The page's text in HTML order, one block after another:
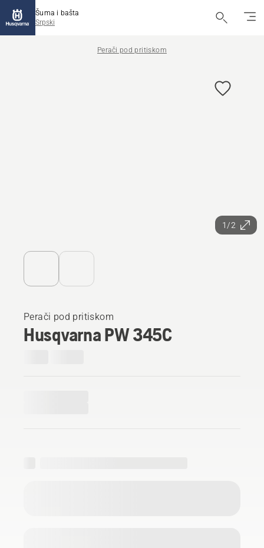
Šuma i bašta
Srpski
Perači pod pritiskom
1/2
Perači pod pritiskom
Husqvarna PW 345C